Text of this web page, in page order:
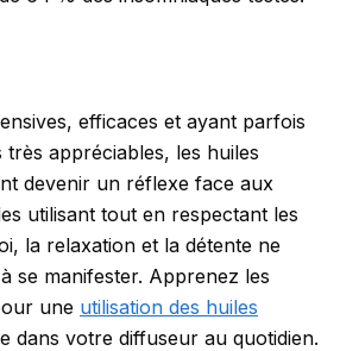
efficaces et ayant parfois
appréciables, les huiles
devenir un réflexe face aux
utilisant tout en respectant les
la relaxation et la détente ne
se manifester. Apprenez les
une utilisation des huiles
dans votre diffuseur au quotidien.